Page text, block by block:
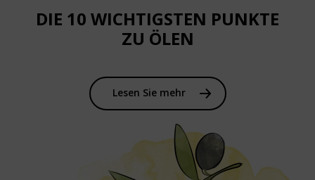
DIE 10 WICHTIGSTEN PUNKTE
ZU ÖLEN
Lesen Sie mehr